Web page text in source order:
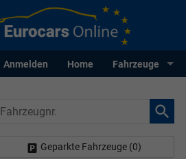
Anmelden Home Fahrzeuge
Fahrzeugnr.
Geparkte Fahrzeuge (0)